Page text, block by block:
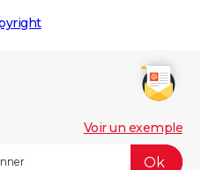
Voir un exemple